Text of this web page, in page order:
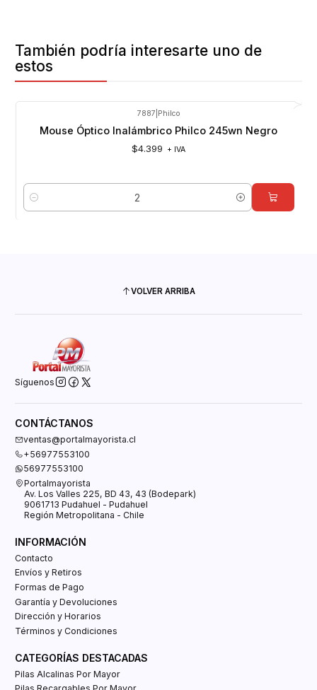
También podría interesarte uno de
estos
7887 Philco
Mouse Óptico Inalámbrico Philco 245wn Negro
$4.399 + IVA
Cantidad
VOLVER ARRIBA
Síguenos
CONTÁCTANOS
ventas@portalmayorista.cl
+56977553100
56977553100
Portalmayorista
Av. Los Valles 225, BD 43, 43 (Bodepark)
9061713 Pudahuel - Pudahuel
Región Metropolitana - Chile
INFORMACIÓN
Contacto
Envíos y Retiros
Formas de Pago
Garantía y Devoluciones
Dirección y Horarios
Términos y Condiciones
CATEGORÍAS DESTACADAS
Pilas Alcalinas Por Mayor